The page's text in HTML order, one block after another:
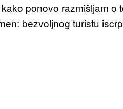
ponovo razmišljam o
bezvoljnog turistu